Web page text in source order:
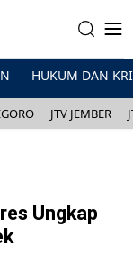
HUKUM DAN
JTV JEMBER
Ungkap